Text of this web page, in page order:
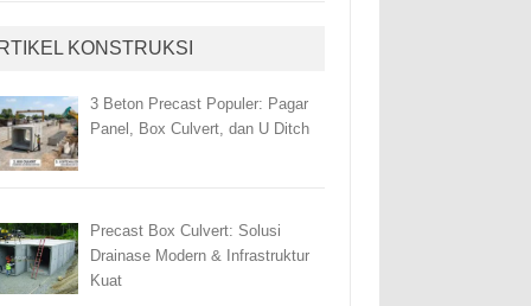
KONSTRUKSI
3 Beton Precast Populer: Pagar
Panel, Box Culvert, dan U Ditch
Precast Box Culvert: Solusi
Drainase Modern & Infrastruktur
Kuat